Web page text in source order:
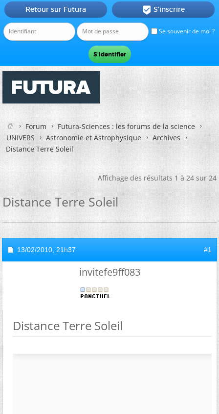
Se souvenir de moi ?
Retour sur Futura  S'inscrire
Forum
Futura-Sciences : les forums de la science
UNIVERS
Astronomie et Astrophysique
Archives
Distance Terre Soleil
Affichage des résultats 1 à 24 sur 24
Distance Terre Soleil
13/02/2010, 21h37 #1
invitefe9ff083
Distance Terre Soleil